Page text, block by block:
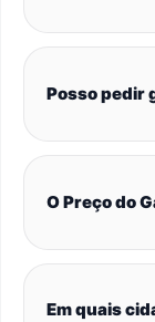
Posso pedir
O Preço do
Em quais